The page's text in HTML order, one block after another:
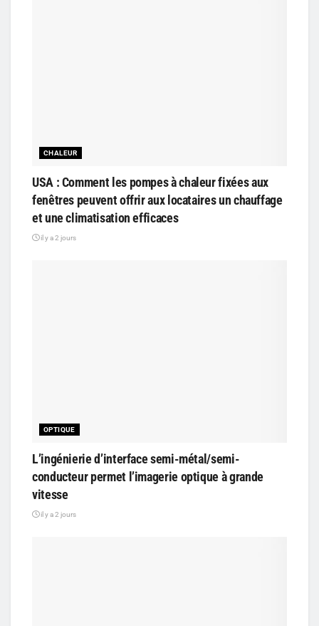
CHALEUR
USA : Comment les pompes à chaleur fixées aux
fenêtres peuvent offrir aux locataires un chauffage
et une climatisation efficaces
il y a 2 jours
OPTIQUE
L’ingénierie d’interface semi-métal/semi-
conducteur permet l’imagerie optique à grande
vitesse
il y a 2 jours